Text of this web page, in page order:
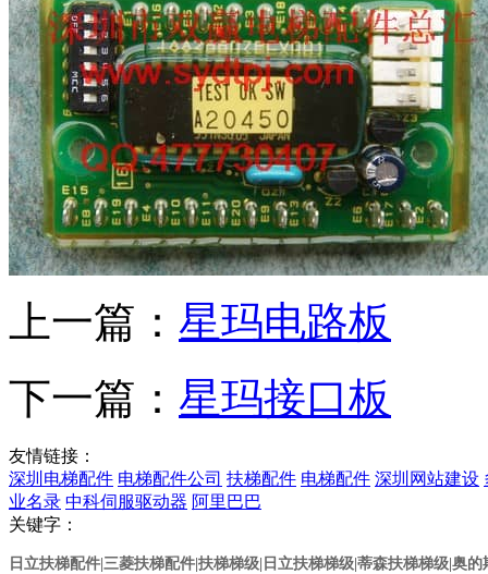
上一篇： 星玛电路板
下一篇： 星玛接口板
友情链接：
深圳电梯配件 电梯配件公司 扶梯配件 电梯配件 深圳网站建设
业名录 中科伺服驱动器 阿里巴巴
关键字：
日立扶梯配件|三菱扶梯配件|扶梯梯级|日立扶梯梯级 |蒂森扶梯梯级 |奥